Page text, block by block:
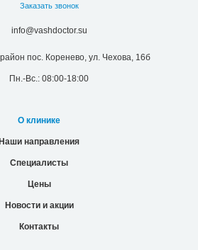
Заказать звонок
info@vashdoctor.su
пос. Коренево, ул. Чехова, 16б
Пн.-Вс.: 08:00-18:00
О клинике
Наши направления
Специалисты
Цены
Новости и акции
Контакты